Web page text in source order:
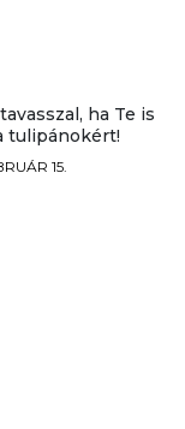
ha Te is
tulipánokért!
15.